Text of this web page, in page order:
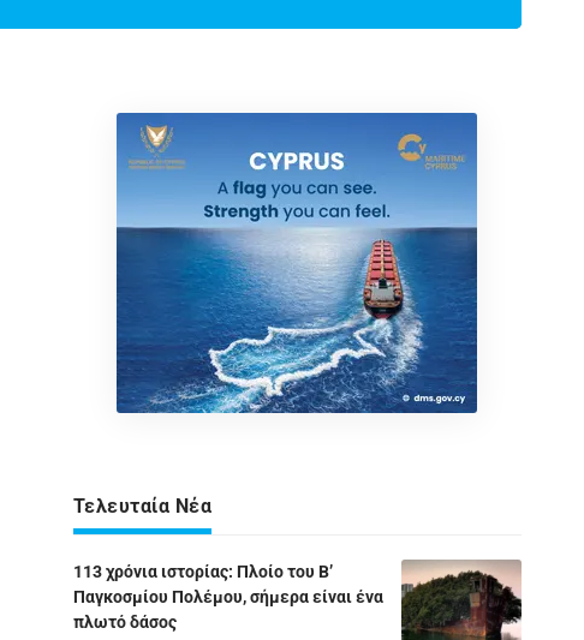
Τελευταία Νέα
113 χρόνια ιστορίας: Πλοίο του Β’
Παγκοσμίου Πολέμου, σήμερα είναι ένα
πλωτό δάσος